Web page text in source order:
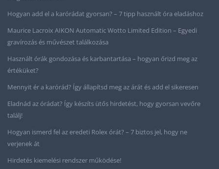
Hogyan add el a karórádat gyorsan? – 7 tipp használt óra eladáshoz
Maurice Lacroix AIKON Automatic Wotto Limited Edition – Egyedi
gravírozás és művészet találkozása
Használt órák gondozása és karbantartása – hogyan őrizd meg az
értéküket?
Mennyit ér a karórád? Így állapítsd meg az árát és add el sikeresen
Eladnád az órádat? Így készíts ütős hirdetést, hogy gyorsan vevőre
találj!
Hogyan ismerd fel az eredeti Rolex órát? – 7 biztos jel, hogy ne
verjenek át
Hirdetés kiemelési rendszer működése!